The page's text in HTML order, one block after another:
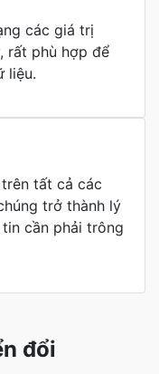
các giá trị
rất phù hợp để
liệu.
tất cả các
trở thành lý
cần phải trông
đổi